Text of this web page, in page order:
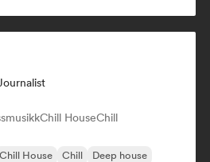
Chill HouseChill
Chill House Chill
Deep house